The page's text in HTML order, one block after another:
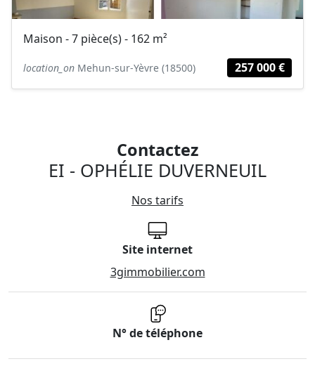
Maison - 7 pièce(s) - 162 m²
location_on Mehun-sur-Yèvre (18500) 257 000 €
Contactez
EI - OPHÉLIE DUVERNEUIL
Nos tarifs
Site internet
3gimmobilier.com
N° de téléphone